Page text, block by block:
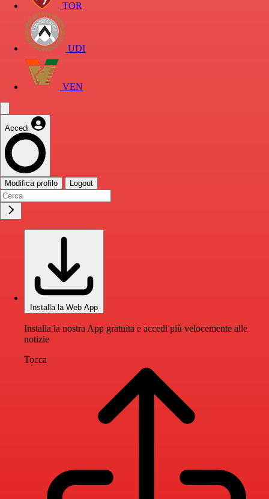
TOR
UDI
VEN
Accedi
Modifica profilo Logout
Installa la Web App
Installa la nostra App gratuita e accedi più velocemente alle
notizie
Tocca